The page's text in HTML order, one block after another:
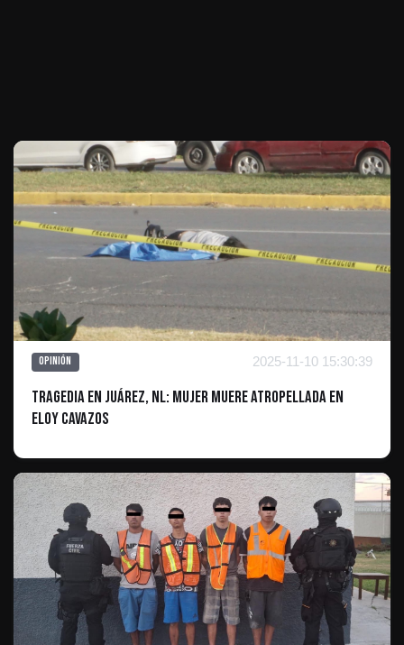
Opinión 2025-11-10 15:30:39
Tragedia en Juárez, NL: Mujer Muere Atropellada en
Eloy Cavazos